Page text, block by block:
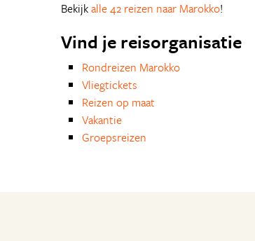
Bekijkalle 42 reizen naar Marokko!
Vind je reisorganisatie
Rondreizen Marokko
Vliegtickets
Reizen op maat
Vakantie
Groepsreizen